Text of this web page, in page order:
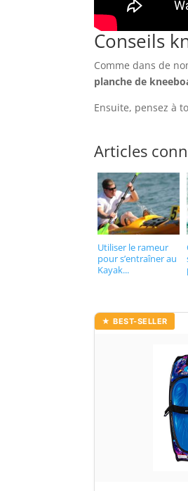
Conseils
Comme dans de
planche de
Ensuite, pensez à
Articles
Utiliser le rameur
pour s’entraîner au
Kayak...
★ BEST-SELLER